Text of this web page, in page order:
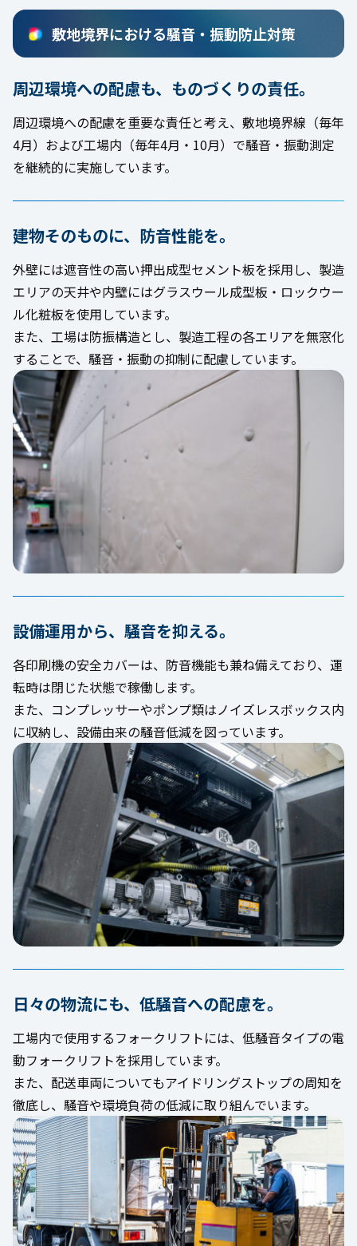
敷地境界における騒音・振動防止対策
周辺環境への配慮も、ものづくりの責任。
周辺環境への配慮を重要な責任と考え、敷地境界線（毎年
4月）および工場内（毎年4月・10月）で騒音・振動測定
を継続的に実施しています。
建物そのものに、防音性能を。
外壁には遮音性の高い押出成型セメント板を採用し、製造
エリアの天井や内壁にはグラスウール成型板・ロックウー
ル化粧板を使用しています。
また、工場は防振構造とし、製造工程の各エリアを無窓化
することで、騒音・振動の抑制に配慮しています。
設備運用から、騒音を抑える。
各印刷機の安全カバーは、防音機能も兼ね備えており、運
転時は閉じた状態で稼働します。
また、コンプレッサーやポンプ類はノイズレスボックス内
に収納し、設備由来の騒音低減を図っています。
日々の物流にも、低騒音への配慮を。
工場内で使用するフォークリフトには、低騒音タイプの電
動フォークリフトを採用しています。
また、配送車両についてもアイドリングストップの周知を
徹底し、騒音や環境負荷の低減に取り組んでいます。